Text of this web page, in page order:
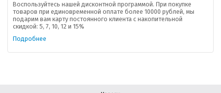
Воспользуйтесь нашей дисконтной программой. При покупке
товаров при единовременной оплате более 10000 рублей, мы
подарим вам карту постоянного клиента с накопительной
скидкой: 5, 7, 10, 12 и 15%
Подробнее
В помощь покупателю
Форма обратной связи